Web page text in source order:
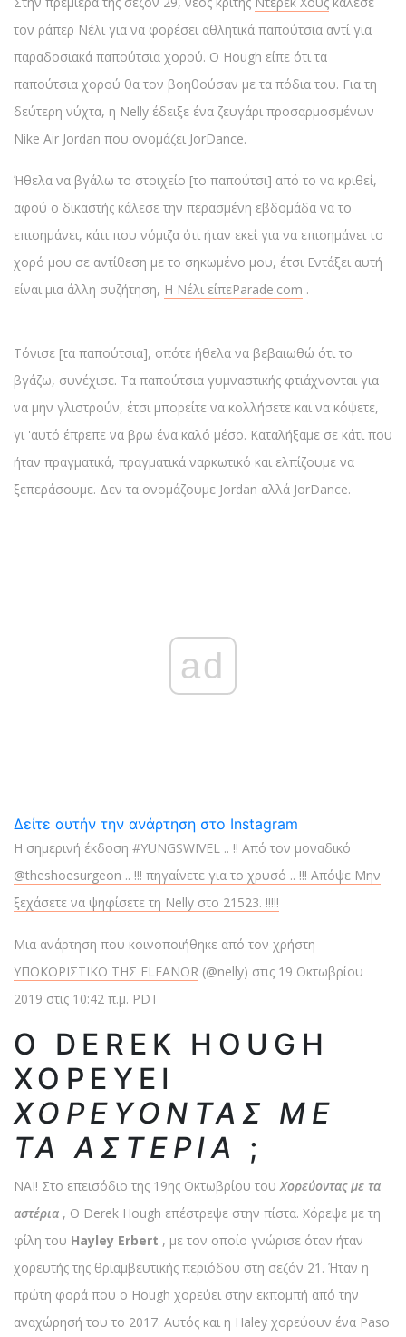
τον ράπερ Νέλι για να φορέσει αθλητικά παπούτσια αντί για
παραδοσιακά παπούτσια χορού. Ο Hough είπε ότι τα
παπούτσια χορού θα τον βοηθούσαν με τα πόδια του. Για τη
δεύτερη νύχτα, η Nelly έδειξε ένα ζευγάρι προσαρμοσμένων
Nike Air Jordan που ονομάζει JorDance.
Ήθελα να βγάλω το στοιχείο [το παπούτσι] από το να κριθεί,
αφού ο δικαστής κάλεσε την περασμένη εβδομάδα να το
επισημάνει, κάτι που νόμιζα ότι ήταν εκεί για να επισημάνει το
χορό μου σε αντίθεση με το σηκωμένο μου, έτσι Εντάξει αυτή
είναι μια άλλη συζήτηση, Η Νέλι είπεParade.com .
Τόνισε [τα παπούτσια], οπότε ήθελα να βεβαιωθώ ότι το
βγάζω, συνέχισε. Τα παπούτσια γυμναστικής φτιάχνονται για
να μην γλιστρούν, έτσι μπορείτε να κολλήσετε και να κόψετε,
γι 'αυτό έπρεπε να βρω ένα καλό μέσο. Καταλήξαμε σε κάτι που
ήταν πραγματικά, πραγματικά ναρκωτικό και ελπίζουμε να
ξεπεράσουμε. Δεν τα ονομάζουμε Jordan αλλά JorDance.
ad
Δείτε αυτήν την ανάρτηση στο Instagram
Η σημερινή έκδοση #YUNGSWIVEL .. !! Από τον μοναδικό
@theshoesurgeon .. !!! πηγαίνετε για το χρυσό .. !!! Απόψε Μην
ξεχάσετε να ψηφίσετε τη Nelly στο 21523. !!!!!
Μια ανάρτηση που κοινοποιήθηκε από τον χρήστη
ΥΠΟΚΟΡΙΣΤΙΚΟ ΤΗΣ ELEANOR (@nelly) στις 19 Οκτωβρίου
2019 στις 10:42 π.μ. PDT
Ο DEREK HOUGH
ΧΟΡΕΎΕΙ
ΧΟΡΕΎΟΝΤΑΣ ΜΕ
ΤΑ ΑΣΤΈΡΙΑ
;
ΝΑΙ! Στο επεισόδιο της 19ης Οκτωβρίου τουΧορεύοντας με τα
αστέρια , Ο Derek Hough επέστρεψε στην πίστα. Χόρεψε με τη
φίλη του Hayley Erbert , με τον οποίο γνώρισε όταν ήταν
χορευτής της θριαμβευτικής περιόδου στη σεζόν 21. Ήταν η
πρώτη φορά που ο Hough χορεύει στην εκπομπή από την
αναχώρησή του το 2017. Αυτός και η Haley χορεύουν ένα Paso